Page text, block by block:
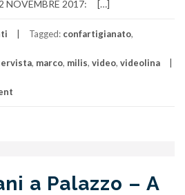
NOVEMBRE 2017: […]
Tagged: confartigianato,
, marco, milis, video, videolina
a Palazzo – A